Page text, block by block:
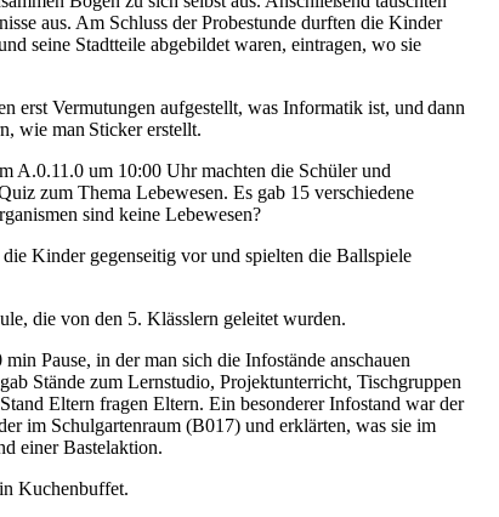
aus. Am Schluss der Probestunde durften die Kinder
seine Stadtteile abgebildet waren, eintragen, wo sie
erst Vermutungen aufgestellt, was Informatik ist, und dann
wie man Sticker erstellt.
A.0.11.0 um 10:00 Uhr machten die Schüler und
zum Thema Lebewesen. Es gab 15 verschiedene
sind keine Lebewesen?
Kinder gegenseitig vor und spielten die Ballspiele
die von den 5. Klässlern geleitet wurden.
Pause, in der man sich die Infostände anschauen
Stände zum Lernstudio, Projektunterricht, Tischgruppen
Eltern fragen Eltern. Ein besonderer Infostand war der
im Schulgartenraum (B017) und erklärten, was sie im
einer Bastelaktion.
Kuchenbuffet.